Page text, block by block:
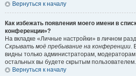
Вернуться к началу
Как избежать появления моего имени в
конференции»?
На вкладке «Личные настройки» в личном
Скрывать моё пребывание на конференции.
видны только администраторам,
остальных вы будете скрытым пользователем.
Вернуться к началу